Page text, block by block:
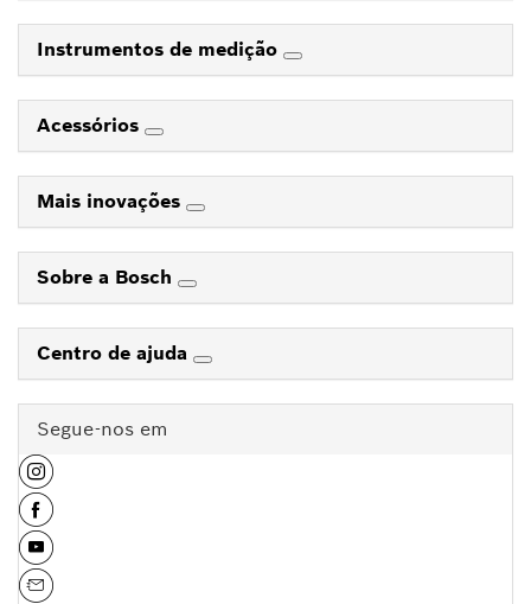
Instrumentos de medição
Acessórios
Mais inovações
Sobre a Bosch
Centro de ajuda
Segue-nos em